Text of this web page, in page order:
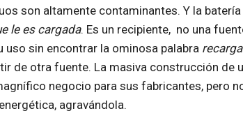
son altamente contaminantes. Y la
le es cargada. Es un recipiente, no una
uso sin encontrar la ominosa palabra recarga
de otra fuente. La masiva construcción de
negocio para sus fabricantes, pero
agravándola.